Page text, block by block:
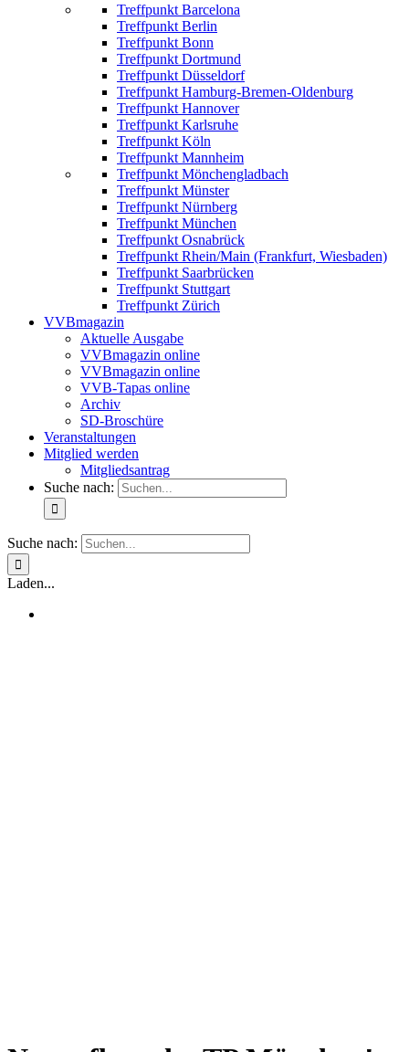
Treffpunkt Barcelona
Treffpunkt Berlin
Treffpunkt Bonn
Treffpunkt Dortmund
Treffpunkt Düsseldorf
Treffpunkt Hamburg-Bremen-Oldenburg
Treffpunkt Hannover
Treffpunkt Karlsruhe
Treffpunkt Köln
Treffpunkt Mannheim
Treffpunkt Mönchengladbach
Treffpunkt Münster
Treffpunkt Nürnberg
Treffpunkt München
Treffpunkt Osnabrück
Treffpunkt Rhein/Main (Frankfurt, Wiesbaden)
Treffpunkt Saarbrücken
Treffpunkt Stuttgart
Treffpunkt Zürich
VVBmagazin
Aktuelle Ausgabe
VVBmagazin online
VVBmagazin online
VVB-Tapas online
Archiv
SD-Broschüre
Veranstaltungen
Mitglied werden
Mitgliedsantrag
Suche nach:
Suche nach:
Laden...